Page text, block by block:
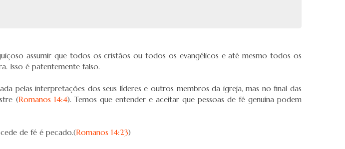
assumir que todos os cristãos ou todos os evangélicos e até mesmo todos os
Isso é patentemente falso.
pelas interpretações dos seus líderes e outros membros da igreja, mas no final das
(Romanos 14:4). Temos que entender e aceitar que pessoas de fé genuína podem
de fé é pecado.(Romanos 14:23)